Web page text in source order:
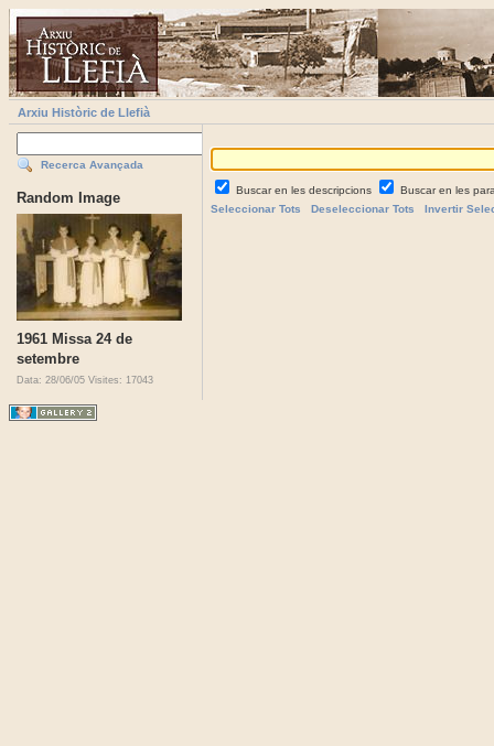
Arxiu Històric de Llefià
Recerca Avançada
Random Image
1961 Missa 24 de
setembre
Data: 28/06/05 Visites: 17043
Buscar en les descripcions
Buscar en les
Seleccionar Tots
Deseleccionar Tots Invertir